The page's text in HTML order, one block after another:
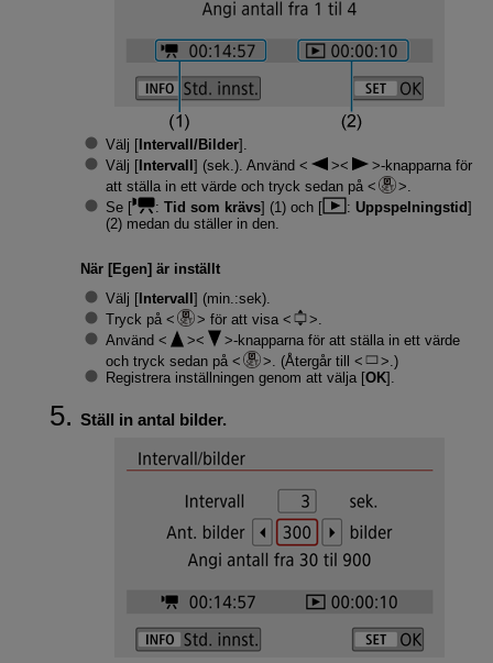
Välj [Intervall/Bilder].
Välj [Intervall ] (sek.). Använd
-knapparna för
att ställa in ett värde och tryck sedan på
Se [
: Tid som krävs] (1) och [ : Uppspelningstid]
(2) medan du ställer in den.
När [Egen] är inställt
Välj [Intervall ] (min.:sek).
Tryck på
för att visa
.
Använd
-knapparna för att ställa in ett värde
och tryck sedan på
. (Återgår till
.)
Registrera inställningen genom att välja [OK].
Ställ in antal bilder.